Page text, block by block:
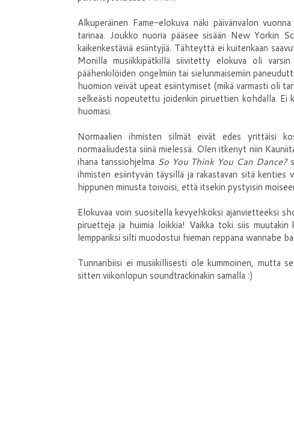
Alkuperäinen Fame-elokuva näki päivänvalon
tarinaa. Joukko nuoria pääsee sisään New Yorkin
kaikenkestäviä esiintyjiä. Tähteyttä ei kuitenkaan
Monilla musiikkipätkillä siivitetty elokuva oli
päähenkilöiden ongelmiin tai sielunmaisemiin
huomion veivät upeat esiintymiset (mikä varmasti oli
selkeästi nopeutettu joidenkin piruettien kohdalla. Ei
huomasi.
Normaalien ihmisten silmät eivät edes yrittäisi
normaaliudesta siinä mielessä. Olen itkenyt niin
ihana tanssiohjelma So You Think You Can Dance?
ihmisten esiintyvän täysillä ja rakastavan sitä kenties
hippunen minusta toivoisi, että itsekin pystyisin
Elokuvaa voin suositella kevyehköksi ajanvietteeksi
piruetteja ja huimia loikkia! Vaikka toki siis
lemppariksi silti muodostui hieman reppana wannabe
Tunnaribiisi ei musiikillisesti ole kummoinen, mutta
sitten viikonlopun soundtrackinakin samalla :)